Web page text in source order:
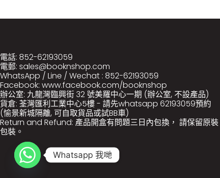
電話: 852-62193059
電郵: sales@booknshop.com
WhatsApp / Line / Wechat : 852-62193059
Facebook: www.facebook.com/booknshop
辦公室: 九龍灣臨興街 32 號美羅中心一期 (辦公室, 不設產品)
貨倉: 荃灣匯利工業中心5樓 - 請先whatsapp 62193059預約
(愉景新城隔離, 可自取貨品或試BB車)
Return and Refund: 產品開盒有問題三日內包換， 請保留原裝
包裝。
Whatsapp 我哋